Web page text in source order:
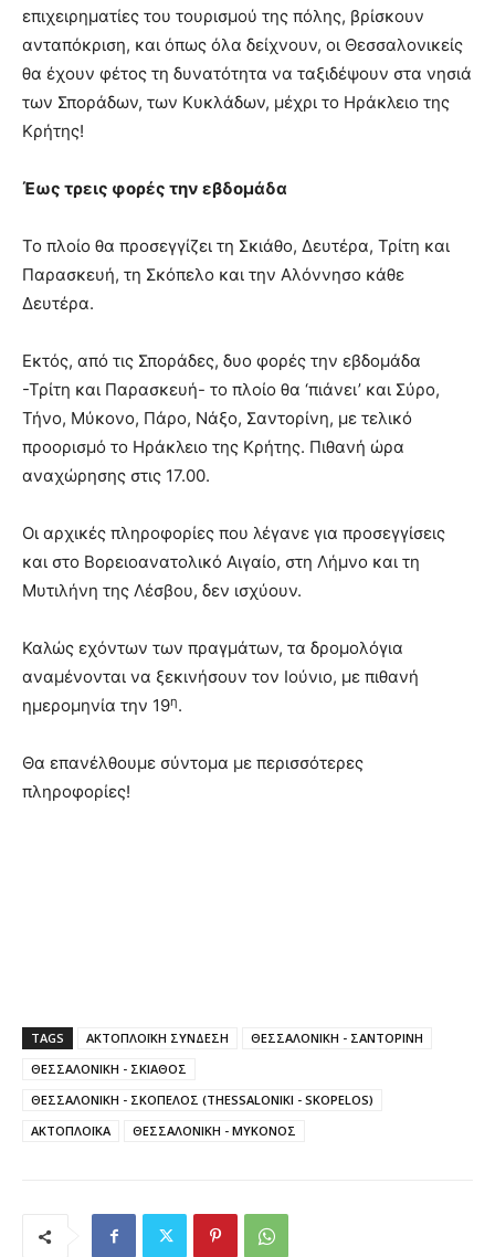
επιχειρηματίες του τουρισμού της πόλης, βρίσκουν
ανταπόκριση, και όπως όλα δείχνουν, οι Θεσσαλονικείς
θα έχουν φέτος τη δυνατότητα να ταξιδέψουν στα νησιά
των Σποράδων, των Κυκλάδων, μέχρι το Ηράκλειο της
Κρήτης!
Έως τρεις φορές την εβδομάδα
Το πλοίο θα προσεγγίζει τη Σκιάθο, Δευτέρα, Τρίτη και
Παρασκευή, τη Σκόπελο και την Αλόννησο κάθε
Δευτέρα.
Εκτός, από τις Σποράδες, δυο φορές την εβδομάδα
-Τρίτη και Παρασκευή- το πλοίο θα ‘πιάνει’ και Σύρο,
Τήνο, Μύκονο, Πάρο, Νάξο, Σαντορίνη, με τελικό
προορισμό το Ηράκλειο της Κρήτης. Πιθανή ώρα
αναχώρησης στις 17.00.
Οι αρχικές πληροφορίες που λέγανε για προσεγγίσεις
και στο Βορειοανατολικό Αιγαίο, στη Λήμνο και τη
Μυτιλήνη της Λέσβου, δεν ισχύουν.
Καλώς εχόντων των πραγμάτων, τα δρομολόγια
αναμένονται να ξεκινήσουν τον Ιούνιο, με πιθανή
ημερομηνία την 19η.
Θα επανέλθουμε σύντομα με περισσότερες
πληροφορίες!
TAGS ΑΚΤΟΠΛΟΪΚΗ ΣΥΝΔΕΣΗ
ΘΕΣΣΑΛΟΝΙΚΗ - ΣΑΝΤΟΡΙΝΗ
ΘΕΣΣΑΛΟΝΙΚΗ - ΣΚΙΑΘΟΣ
ΘΕΣΣΑΛΟΝΙΚΗ - ΣΚΟΠΕΛΟΣ (THESSALONIKI - SKOPELOS)
ΑΚΤΟΠΛΟΪΚΑ
ΘΕΣΣΑΛΟΝΙΚΗ - ΜΥΚΟΝΟΣ